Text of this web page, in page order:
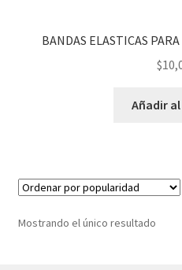
BANDAS ELASTICAS
$
Añadir
Mostrando el único resultado